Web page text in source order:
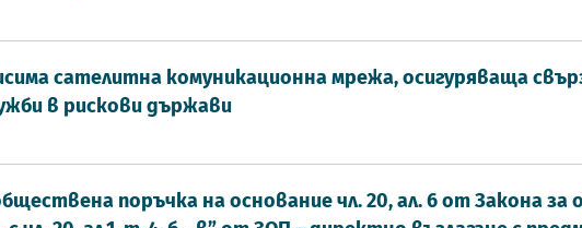
сателитна комуникационна мрежа, осигуряваща
в рискови държави
поръчка на основание чл. 20, ал. 6 от Закона